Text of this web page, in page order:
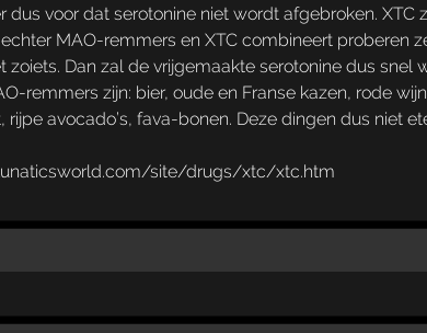
dus voor dat serotonine niet wordt afgebroken.
MAO-remmers en XTC combineert proberen
zoiets. Dan zal de vrijgemaakte serotonine dus snel
remmers zijn: bier, oude en Franse kazen, rode
rijpe avocado’s, fava-bonen. Deze dingen dus niet
site/drugs/xtc/xtc.htm